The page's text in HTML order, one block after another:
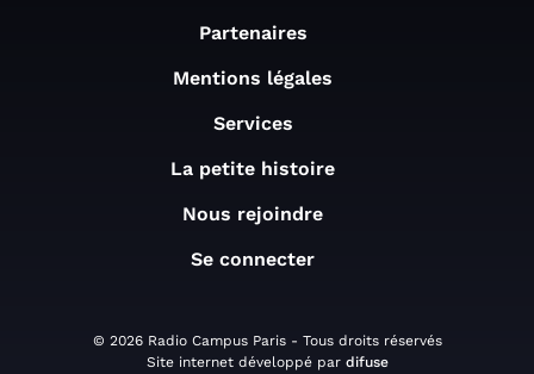
Partenaires
Mentions légales
Services
La petite histoire
Nous rejoindre
Se connecter
© 2026 Radio Campus Paris - Tous droits réservés
Site internet développé par difuse